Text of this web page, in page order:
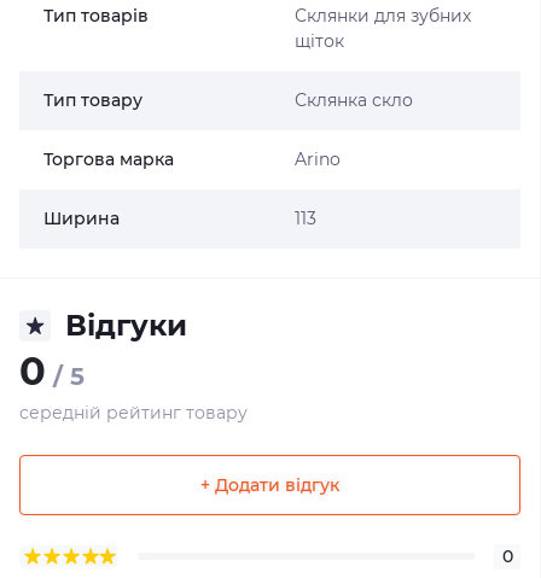
Тип товарів
Склянки для зубних
щіток
Тип товару Склянка скло
Торгова марка Arino
Ширина 113
Відгуки
0 / 5
середній рейтинг товару
+ Додати відгук
0